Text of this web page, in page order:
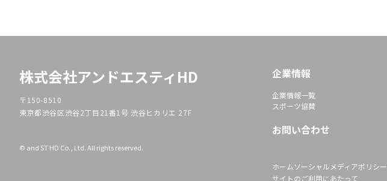
企業情報
企業情報一覧
スポーツ協賛
お問い合わせ
ホームソーシャルメディアポリシー
サイトのご利用にあたって
株式会社アンドエスティHD
〒150-8510
東京都渋谷区渋谷2丁目21番1号 渋谷ヒカリエ 27F
© and ST HD Co., Ltd. All rights reserved.